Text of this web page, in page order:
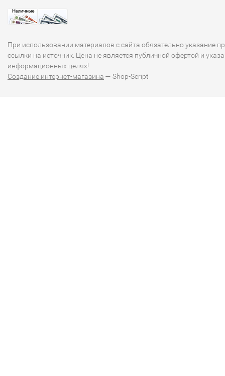
При использовании материалов с сайта обязательно указание
ссылки на источник. Цена не является публичной офертой и
информационных целях!
Создание интернет-магазина — Shop-Script